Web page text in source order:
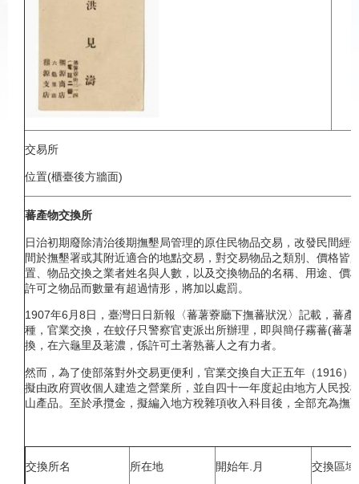
交易所
位置(櫃臺後方牆面)
蕃產物交換所
日治初期廢除清治後期撫墾局管理的原住民物品交易，改發民間經
間於撫墾署或其附近適合的地點交易，對交易物品之類別、價格皆
置、物品交換之業者姓名與人數，以及交換物品的名稱、用途、價
許可之物品而數量有超過情形，將加以處罰。
1907年6月8日，臺灣日日新報〈蕃薯藔廳下撫蕃狀況〉記載，蕃
種，官業交換，在蚊仔只警察官吏派出所辦理，即與簡仔霧蕃(蕃
換，在六龜里及荖濃，係許可土著熟蕃人之有力者。
然而，為了使部落對外交易更便利，官業交換自大正五年（1916）
擬由政府買收個人建造之營業所，並自四十一年度起由地方人民投
山產品。至於承攬金，擬編入地方稅雜項收入科目後，全部充為撫
交換所名 所在地 開始年.月 交換區域